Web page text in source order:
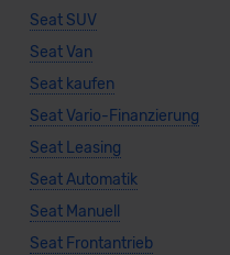
Seat SUV
Seat Van
Seat kaufen
Seat Vario-Finanzierung
Seat Leasing
Seat Automatik
Seat Manuell
Seat Frontantrieb